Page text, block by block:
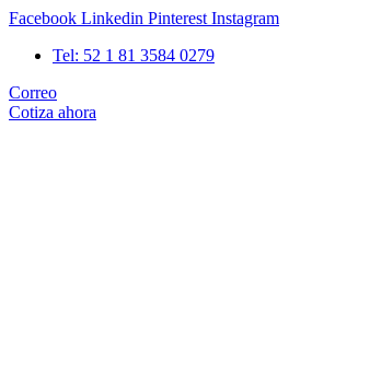
Ir
contenido
Facebook Linkedin Pinterest Instagram
Tel: 52 1 81 3584 0279
Correo
Cotiza ahora